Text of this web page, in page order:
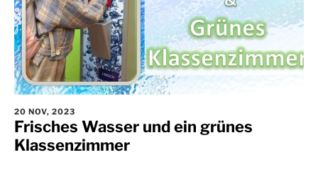
20 NOV, 2023
Frisches Wasser und ein grünes
Klassenzimmer